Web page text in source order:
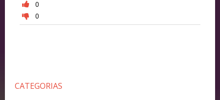
0
0
CATEGORIAS